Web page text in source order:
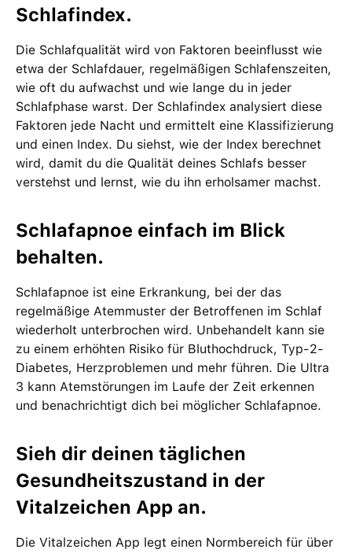
Schlafindex.
Die Schlafqualität wird von Faktoren beeinflusst wie
etwa der Schlafdauer, regelmäßigen Schlafenszeiten,
wie oft du aufwachst und wie lange du in jeder
Schlafphase warst. Der Schlafindex analysiert diese
Faktoren jede Nacht und ermittelt eine Klassifizierung
und einen Index. Du siehst, wie der Index berechnet
wird, damit du die Qualität deines Schlafs besser
verstehst und lernst, wie du ihn erholsamer machst.
Schlafapnoe einfach im Blick
behalten.
Schlafapnoe ist eine Erkrankung, bei der das
regelmäßige Atemmuster der Betroffenen im Schlaf
wiederholt unterbrochen wird. Unbehandelt kann sie
zu einem erhöhten Risiko für Bluthochdruck, Typ-2-
Diabetes, Herzproblemen und mehr führen. Die Ultra
3 kann Atemstörungen im Laufe der Zeit erkennen
und benachrichtigt dich bei möglicher Schlafapnoe.
Sieh dir deinen täglichen
Gesundheitszustand in der
Vitalzeichen App an.
Die Vitalzeichen App legt einen Normbereich für über